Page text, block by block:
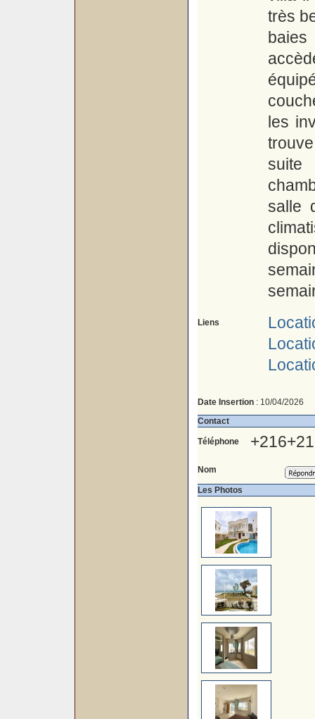
très
les
suite
salle
Liens
Date Insertion: 10/04/2026
Contact
Téléphone
Nom
Les Photos